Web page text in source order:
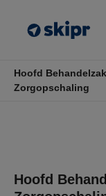
Hoofd
Zorgopschaling
Hoofd